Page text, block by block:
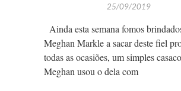
25/09/2019
Ainda esta semana fomos
Meghan Markle a sacar deste fiel
todas as ocasiões, um simples
Meghan usou o dela com